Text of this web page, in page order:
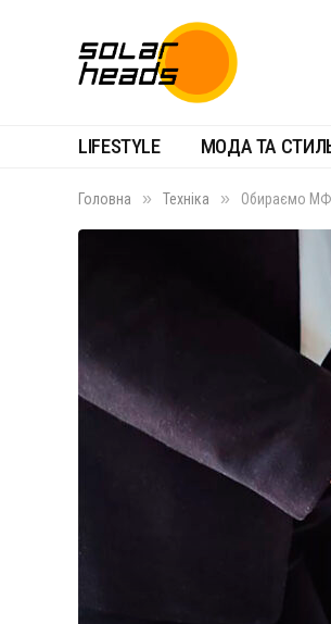
LIFESTYLE МОДА ТА
Головна » Техніка » Обираємо